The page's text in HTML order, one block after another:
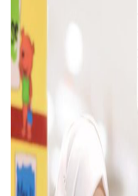
বৈষম্যবিরোধী ছাত্র